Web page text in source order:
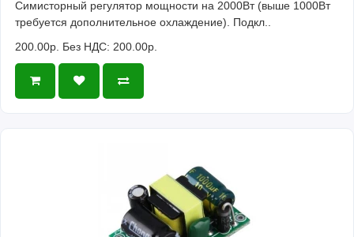
Симисторный регулятор мощности на 2000Вт (выше 1000Вт
требуется дополнительное охлаждение). Подкл..
200.00р. Без НДС: 200.00р.